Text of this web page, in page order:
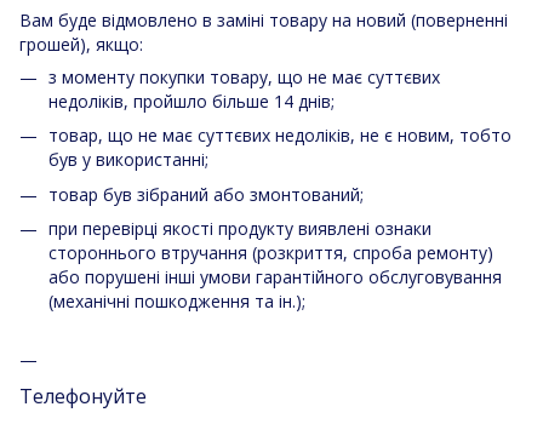
Вам буде відмовлено в заміні товару на новий (поверненні
грошей), якщо:
з моменту покупки товару, що не має суттєвих
недоліків, пройшло більше 14 днів;
товар, що не має суттєвих недоліків, не є новим, тобто
був у використанні;
товар був зібраний або змонтований;
при перевірці якості продукту виявлені ознаки
стороннього втручання (розкриття, спроба ремонту)
або порушені інші умови гарантійного обслуговування
(механічні пошкодження та ін.);
Телефонуйте